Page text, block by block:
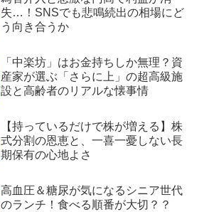
失…！SNSでも悲鳴続出の相場にど
う向き合うか
「中楽坊」はお金持ちしか無理？資
産家が選ぶ「さらに上」の超高級施
設と高齢者のリアルな懐事情
【持っているだけで株が増える】株
式分割の恩恵と、一喜一憂しない長
期保有の心地よさ
高血圧＆糖尿が気になるシニア世代
のランチ！食べる順番が大切？？